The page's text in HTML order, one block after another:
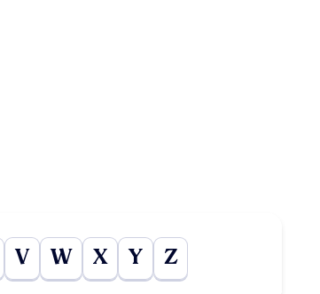
V W X Y Z